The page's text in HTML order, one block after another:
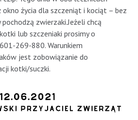
okno życia dla szczeniąt i kociąt – bez
zwierzaki.Jeżeli chcą
lub szczeniaki prosimy o
269-880. Warunkiem
jest zobowiązanie do
kotki/suczki.